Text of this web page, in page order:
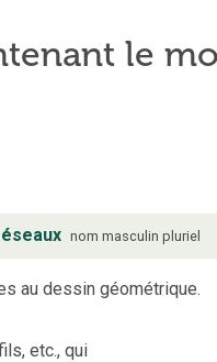
le
nom masculin pluriel
au dessin géométrique.
etc., qui